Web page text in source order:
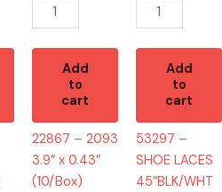
Dual
Temp.
Mini
Glue
Sticks
7.87"
quantity
Add
to
cart
22867 – 2093
3.9″ x 0.43″
(10/Box)
Add
to
cart
53297 –
SHOE LACES
45″BLK/WHT